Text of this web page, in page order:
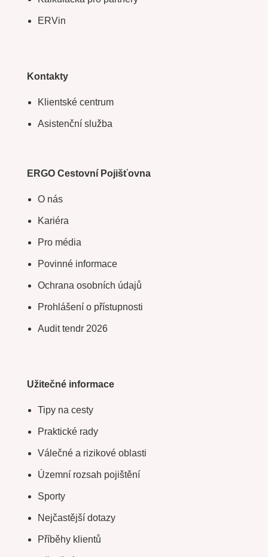
ERVin
Kontakty
Klientské centrum
Asistenční služba
ERGO Cestovní Pojišťovna
O nás
Kariéra
Pro média
Povinné informace
Ochrana osobních údajů
Prohlášení o přístupnosti
Audit tendr 2026
Užitečné informace
Tipy na cesty
Praktické rady
Válečné a rizikové oblasti
Územní rozsah pojištění
Sporty
Nejčastější dotazy
Příběhy klientů